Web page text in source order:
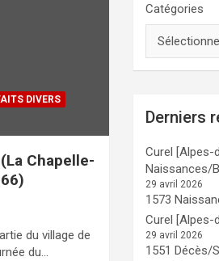
DIVERS
Chapelle-
du village de
du…
Catégories
Derniers
Curel [Alpes-
Naissances/
29 avril 2026
1573
Curel [Alpes-
29 avril 2026
1551 Décès/